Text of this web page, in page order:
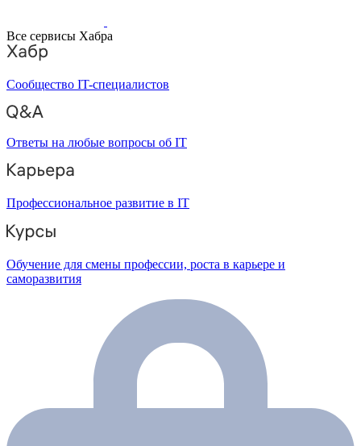
Все сервисы Хабра
Сообщество IT-специалистов
Ответы на любые вопросы об IT
Профессиональное развитие в IT
Обучение для смены профессии, роста в карьере и
саморазвития